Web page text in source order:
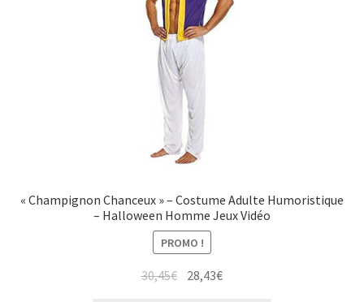
« Champignon Chanceux » – Costume Adulte Humoristique
– Halloween Homme Jeux Vidéo
PROMO !
30,45€ Le28,43€Le